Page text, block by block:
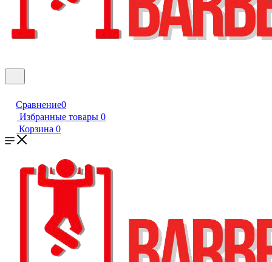
Сравнение0
Избранные товары 0
Корзина 0